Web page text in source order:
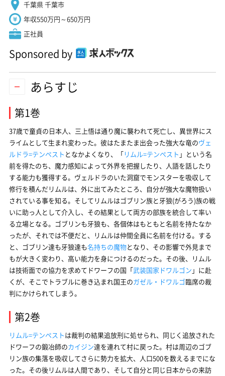
千葉県 千葉市
年収550万円～650万円
正社員
Sponsored by
あらすじ
第1巻
37歳で童貞の日本人、三上悟は通り魔に襲われて死亡し、異世界にス
ライムとして生まれ変わった。彼はたまたま出会った強大な竜のヴェ
ルドラ=テンペスト となかよくなり、「リムル=テンペスト 」という名
前を得たのち、魔力感知によって外界を把握したり、人語を話したり
する能力も獲得する。ヴェルドラのいた洞窟でモンスターを吸収して
修行を積んだリムルは、外に出てみたところ、自分が強大な魔物扱い
されている事を知る。そしてリムルはゴブリン族と牙狼(がろう)族の戦
いに助っ人として介入し、その結果として両方の部族を統合して率い
る立場となる。ゴブリンも牙狼も、各個体はもともと名前を持たなか
ったが、それでは不便だと、リムルは仲間全員に名前を付ける。する
と、ゴブリン達も牙狼達も名持ちの魔物となり、その影響で外見まで
もが大きく変わり、高い能力を身につけるのだった。その後、リムル
は技術面での協力を求めてドワーフの国「武装国家ドワルゴン 」に赴
くが、そこでトラブルに巻き込まれ国王のガゼル・ドワルゴ臨席の裁
判にかけられてしまう。
第2巻
リムル=テンペストは裁判の結果追放刑に処せられ、同じく追放された
ドワーフの鍛冶師のカイジン達を連れて村に戻った。村は周辺のゴブ
リン族の集落を吸収してさらに勢力を拡大、人口500を数えるまでにな
った。その後リムルは人間であり、そして自分と同じ日本からの来訪